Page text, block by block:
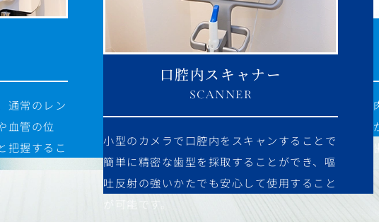
通常のレン
血管の位
把握するこ
口腔内スキャナー
SCANNER
小型のカメラで口腔内をスキャンすることで
簡単に精密な歯型を採取することができ、嘔
吐反射の強いかたでも安心して使用すること
が可能です。